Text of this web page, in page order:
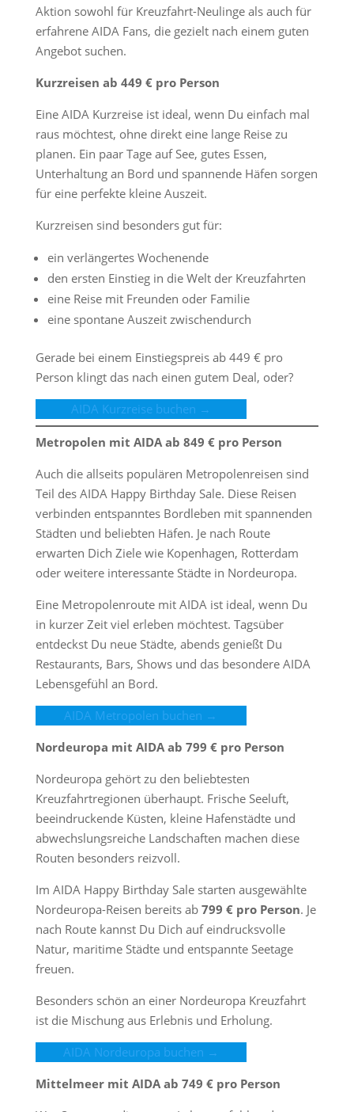
Aktion sowohl für Kreuzfahrt-Neulinge als auch für
erfahrene AIDA Fans, die gezielt nach einem guten
Angebot suchen.
Kurzreisen ab 449 € pro Person
Eine AIDA Kurzreise ist ideal, wenn Du einfach mal
raus möchtest, ohne direkt eine lange Reise zu
planen. Ein paar Tage auf See, gutes Essen,
Unterhaltung an Bord und spannende Häfen sorgen
für eine perfekte kleine Auszeit.
Kurzreisen sind besonders gut für:
ein verlängertes Wochenende
den ersten Einstieg in die Welt der Kreuzfahrten
eine Reise mit Freunden oder Familie
eine spontane Auszeit zwischendurch
Gerade bei einem Einstiegspreis ab 449 € pro
Person klingt das nach einen gutem Deal, oder?
AIDA Kurzreise buchen →
Metropolen mit AIDA ab 849 € pro Person
Auch die allseits populären Metropolenreisen sind
Teil des AIDA Happy Birthday Sale. Diese Reisen
verbinden entspanntes Bordleben mit spannenden
Städten und beliebten Häfen. Je nach Route
erwarten Dich Ziele wie Kopenhagen, Rotterdam
oder weitere interessante Städte in Nordeuropa.
Eine Metropolenroute mit AIDA ist ideal, wenn Du
in kurzer Zeit viel erleben möchtest. Tagsüber
entdeckst Du neue Städte, abends genießt Du
Restaurants, Bars, Shows und das besondere AIDA
Lebensgefühl an Bord.
AIDA Metropolen buchen →
Nordeuropa mit AIDA ab 799 € pro Person
Nordeuropa gehört zu den beliebtesten
Kreuzfahrtregionen überhaupt. Frische Seeluft,
beeindruckende Küsten, kleine Hafenstädte und
abwechslungsreiche Landschaften machen diese
Routen besonders reizvoll.
Im AIDA Happy Birthday Sale starten ausgewählte
Nordeuropa-Reisen bereits ab 799 € pro Person. Je
nach Route kannst Du Dich auf eindrucksvolle
Natur, maritime Städte und entspannte Seetage
freuen.
Besonders schön an einer Nordeuropa Kreuzfahrt
ist die Mischung aus Erlebnis und Erholung.
AIDA Nordeuropa buchen →
Mittelmeer mit AIDA ab 749 € pro Person